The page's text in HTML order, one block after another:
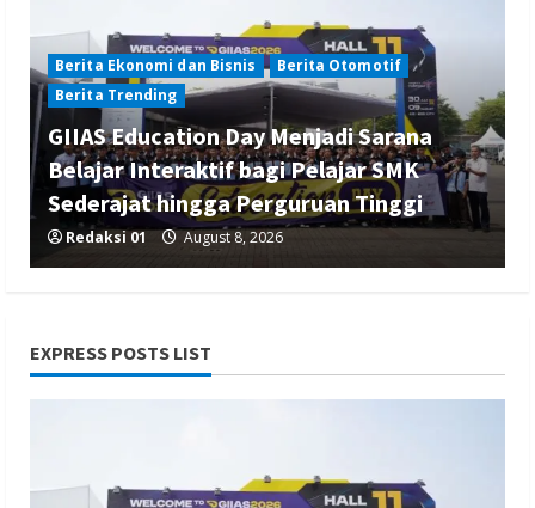
Berita Ekonomi dan Bisnis
Berita Otomotif
Berita Trending
GIIAS Education Day Menjadi Sarana
Belajar Interaktif bagi Pelajar SMK
Sederajat hingga Perguruan Tinggi
Redaksi 01 August 8, 2026
Migran Saat Taifun dalam Forum FA di
EXPRESS POSTS LIST